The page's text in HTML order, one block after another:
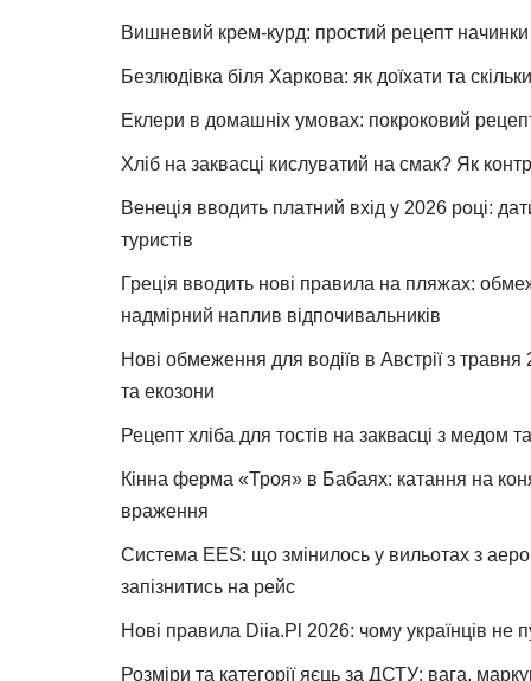
Вишневий крем-курд: простий рецепт начинки
Безлюдівка біля Харкова: як доїхати та
Еклери в домашніх умовах: покроковий
Хліб на заквасці кислуватий на смак? Як
Венеція вводить платний вхід у 2026 році:
туристів
Греція вводить нові правила на пляжах:
надмірний наплив відпочивальників
Нові обмеження для водіїв в Австрії з
та екозони
Рецепт хліба для тостів на заквасці з медом
Кінна ферма «Троя» в Бабаях: катання на
враження
Система EES: що змінилось у вильотах з
запізнитись на рейс
Нові правила Diia.Pl 2026: чому українців не
Розміри та категорії яєць за ДСТУ: вага,